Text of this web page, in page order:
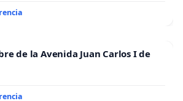
de la Avenida Juan Carlos I de